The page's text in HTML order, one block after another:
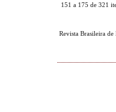
151 a 175 de 321
Revista Brasileira